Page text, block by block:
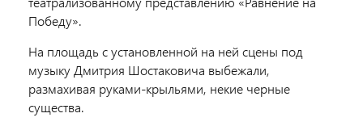
Победу».
На площадь с установленной на ней сцены под
музыку Дмитрия Шостаковича выбежали,
размахивая руками-крыльями, некие черные
существа.